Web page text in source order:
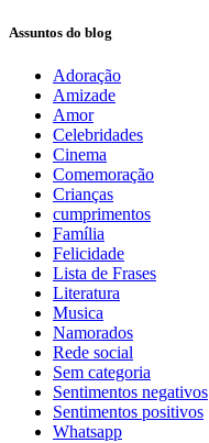
Assuntos do blog
Adoração
Amizade
Amor
Celebridades
Cinema
Comemoração
Crianças
cumprimentos
Família
Felicidade
Lista de Frases
Literatura
Musica
Namorados
Rede social
Sem categoria
Sentimentos negativos
Sentimentos positivos
Whatsapp